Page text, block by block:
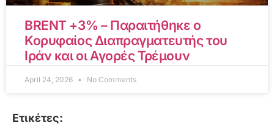
BRENT +3% – Παραιτήθηκε ο
Κορυφαίος Διαπραγματευτής του
Ιράν και οι Αγορές Τρέμουν
April 24, 2026 No Comments
Ετικέτες: